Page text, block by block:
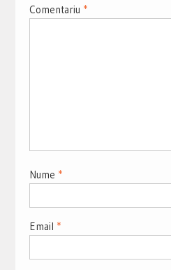
Comentariu *
Nume *
Email *